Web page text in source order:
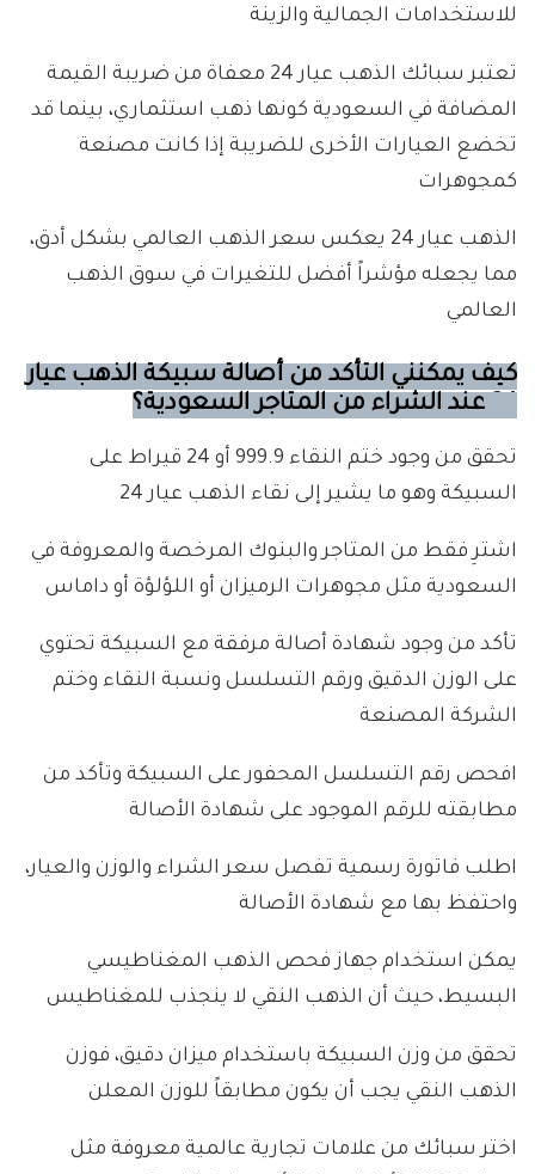
للاستخدامات الجمالية والزينة
تعتبر سبائك الذهب عيار 24 معفاة من ضريبة القيمة
المضافة في السعودية كونها ذهب استثماري، بينما قد
تخضع العيارات الأخرى للضريبة إذا كانت مصنعة
كمجوهرات
الذهب عيار 24 يعكس سعر الذهب العالمي بشكل أدق،
مما يجعله مؤشراً أفضل للتغيرات في سوق الذهب
العالمي
كيف يمكنني التأكد من أصالة سبيكة الذهب عيار
تحقق من وجود ختم النقاء 999.9 أو 24 قيراط على
السبيكة وهو ما يشير إلى نقاء الذهب عيار 24
اشترِ فقط من المتاجر والبنوك المرخصة والمعروفة في
السعودية مثل مجوهرات الرميزان أو اللؤلؤة أو داماس
تأكد من وجود شهادة أصالة مرفقة مع السبيكة تحتوي
على الوزن الدقيق ورقم التسلسل ونسبة النقاء وختم
الشركة المصنعة
افحص رقم التسلسل المحفور على السبيكة وتأكد من
مطابقته للرقم الموجود على شهادة الأصالة
اطلب فاتورة رسمية تفصل سعر الشراء والوزن والعيار،
واحتفظ بها مع شهادة الأصالة
يمكن استخدام جهاز فحص الذهب المغناطيسي
البسيط، حيث أن الذهب النقي لا ينجذب للمغناطيس
تحقق من وزن السبيكة باستخدام ميزان دقيق، فوزن
الذهب النقي يجب أن يكون مطابقاً للوزن المعلن
اختر سبائك من علامات تجارية عالمية معروفة مثل